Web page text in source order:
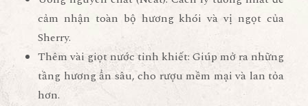
cảm nhận toàn bộ hương khói và vị ngọt của
Sherry.
Thêm vài giọt nước tinh khiết: Giúp mở ra những
tầng hương ẩn sâu, cho rượu mềm mại và lan tỏa
hơn.